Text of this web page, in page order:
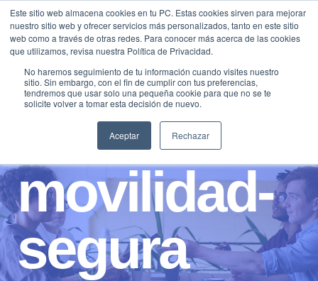
Este sitio web almacena cookies en tu PC. Estas cookies sirven para mejorar
nuestro sitio web y ofrecer servicios más personalizados, tanto en este sitio
web como a través de otras redes. Para conocer más acerca de las cookies
que utilizamos, revisa nuestra Política de Privacidad.
No haremos seguimiento de tu información cuando visites nuestro
sitio. Sin embargo, con el fin de cumplir con tus preferencias,
tendremos que usar solo una pequeña cookie para que no se te
solicite volver a tomar esta decisión de nuevo.
Aceptar Rechazar
Saltar
contenido
movilidad-
segura
Traducir »